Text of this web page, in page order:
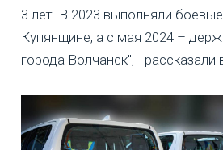
3 лет. В 2023 выполняли
Купянщине, а с мая 2024 –
города Волчанск", - рассказали